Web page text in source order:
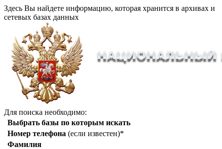
Здесь Вы найдете информацию, которая хранится в архивах и
сетевых базах данных
Для поиска необходимо:
Выбрать базы по которым искать
Номер телефона (если известен)*
Фамилия